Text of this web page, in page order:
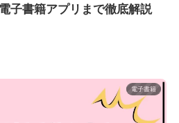
子書籍アプリまで徹底解説
電子書籍